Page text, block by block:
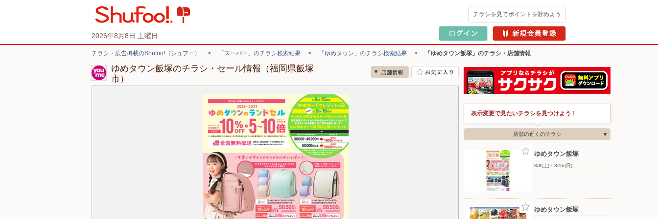
2026年8月8日 土曜日
チラシを見てポイントを貯めよう
チラシ・広告掲載のShufoo!（シュフー） > 「スーパー」のチラシ検索結果 > 「ゆめタウン」のチラシ検索結果 > 「ゆめタウン飯塚」のチラシ・店舗情報
ゆめタウン飯塚のチラシ・セール情報（福岡県飯塚
市）
表示変更で見たいチラシを見つけよう！
店舗の近くのチラシ
ゆめタウン飯塚
8/8(土)～8/16(日)_
ゆめタウン飯塚